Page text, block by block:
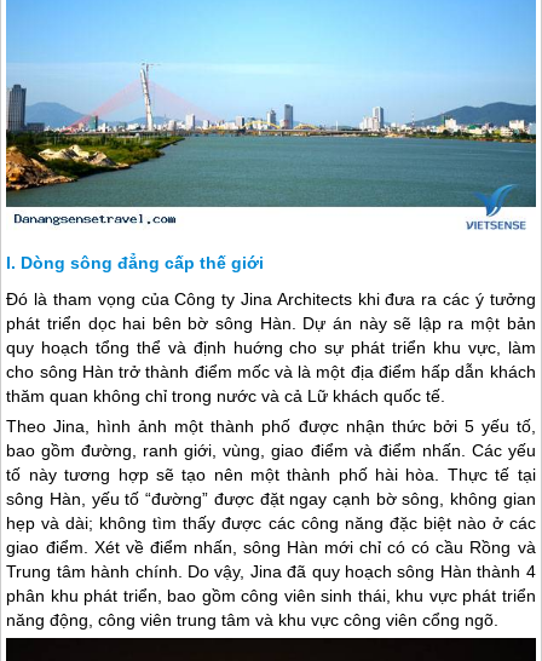
Dòng sông đẳng cấp thế giới
Đó là tham vọng của Công ty Jina Architects khi đưa ra các ý tưởng
phát triển dọc hai bên bờ sông Hàn. Dự án này sẽ lập ra một bản
quy hoạch tổng thể và định huớng cho sự phát triển khu vực, làm
cho sông Hàn trở thành điểm mốc và là một địa điểm hấp dẫn khách
thăm quan không chỉ trong nước và cả Lữ khách quốc tế.
Theo Jina, hình ảnh một thành phố được nhận thức bởi 5 yếu tố,
bao gồm đường, ranh giới, vùng, giao điểm và điểm nhấn. Các yếu
tố này tương hợp sẽ tạo nên một thành phố hài hòa. Thực tế tại
sông Hàn, yếu tố “đường” được đặt ngay cạnh bờ sông, không gian
hẹp và dài; không tìm thấy được các công năng đặc biệt nào ở các
giao điểm. Xét về điểm nhấn, sông Hàn mới chỉ có có cầu Rồng và
Trung tâm hành chính. Do vậy, Jina đã quy hoạch sông Hàn thành 4
phân khu phát triển, bao gồm công viên sinh thái, khu vực phát triển
năng động, công viên trung tâm và khu vực công viên cổng ngõ.